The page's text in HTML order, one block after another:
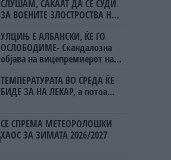
СЛУШАМ, САКААТ ДА СЕ СУДИ
ЗА ВОЕНИТЕ ЗЛОСТРОСТВА НА
УЛЦИЊ Е АЛБАНСКИ, ЌЕ ГО
ОСЛОБОДИМЕ- Скандалозна
објава на вицепремиерот на
ТЕМПЕРАТУРАТА ВО СРЕДА ЌЕ
БИДЕ ЗА НА ЛЕКАР, а потоа...
СЕ СПРЕМА МЕТЕОРОЛОШКИ
ХАОС ЗА ЗИМАТА 2026/2027